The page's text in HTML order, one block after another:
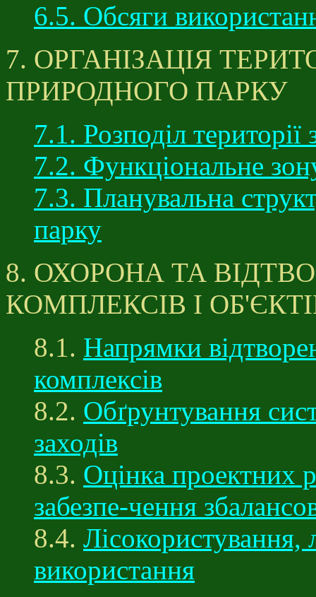
6.5. Обсяги
7. ОРГАНІЗАЦІЯ
ПРИРОДНОГО ПАРКУ
7.1. Розподіл
7.2. Функціональне
7.3. Планувальна
парку
8. ОХОРОНА ТА
КОМПЛЕКСІВ І
8.1. Напрямки
комплексів
8.2. Обґрунтування
заходів
8.3. Оцінка проектних
забезпе-чення
8.4. Лісокористування,
використання